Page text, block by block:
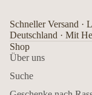
Schneller Versand ·
Deutschland · Mit
Shop
Über uns
Suche